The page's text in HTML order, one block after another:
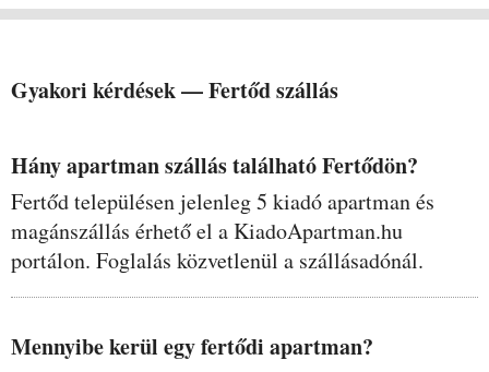
Gyakori kérdések —Fertődszállás
Hány apartman szállás található Fertődön?
Fertőd településen jelenleg 5 kiadó apartman és
magánszállás érhető el a KiadoApartman.hu
portálon. Foglalás közvetlenül a szállásadónál.
Mennyibe kerül egy fertődi apartman?